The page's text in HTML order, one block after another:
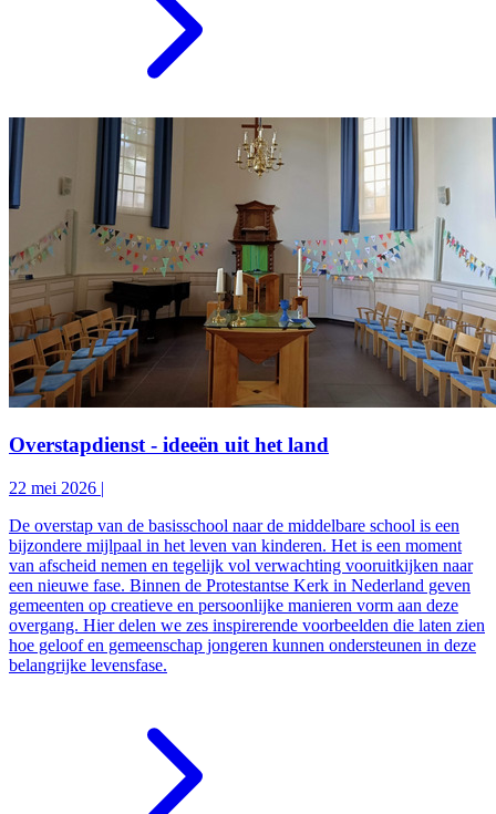
Overstapdienst - ideeën uit het land
22 mei 2026 |
De overstap van de basisschool naar de middelbare school is een
bijzondere mijlpaal in het leven van kinderen. Het is een moment
van afscheid nemen en tegelijk vol verwachting vooruitkijken naar
een nieuwe fase. Binnen de Protestantse Kerk in Nederland geven
gemeenten op creatieve en persoonlijke manieren vorm aan deze
overgang. Hier delen we zes inspirerende voorbeelden die laten zien
hoe geloof en gemeenschap jongeren kunnen ondersteunen in deze
belangrijke levensfase.